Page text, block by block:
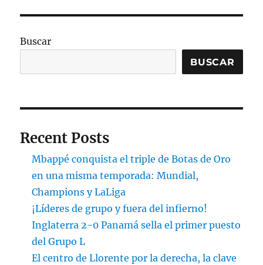
Buscar
BUSCAR
Recent Posts
Mbappé conquista el triple de Botas de Oro
en una misma temporada: Mundial,
Champions y LaLiga
¡Líderes de grupo y fuera del infierno!
Inglaterra 2-0 Panamá sella el primer puesto
del Grupo L
El centro de Llorente por la derecha, la clave